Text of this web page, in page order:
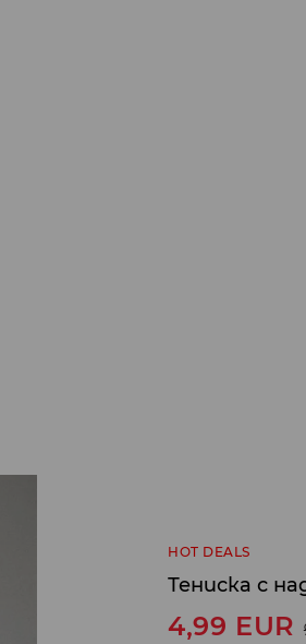
HOT DEALS
Тениска с
4,99 EUR